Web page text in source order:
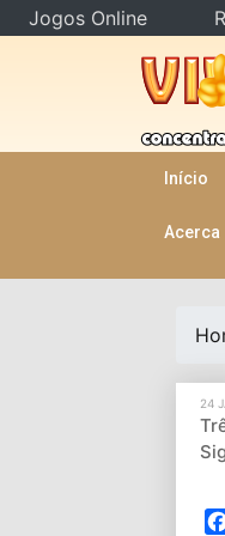
Início
Acerca
24
Jogos Online